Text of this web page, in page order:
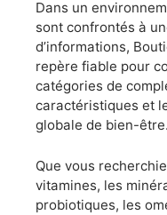
Dans un
sont confrontés à
d’informations,
repère fiable pour
catégories de
caractéristiques et
globale de bien-être.
Que vous
vitamines, les
probiotiques, les